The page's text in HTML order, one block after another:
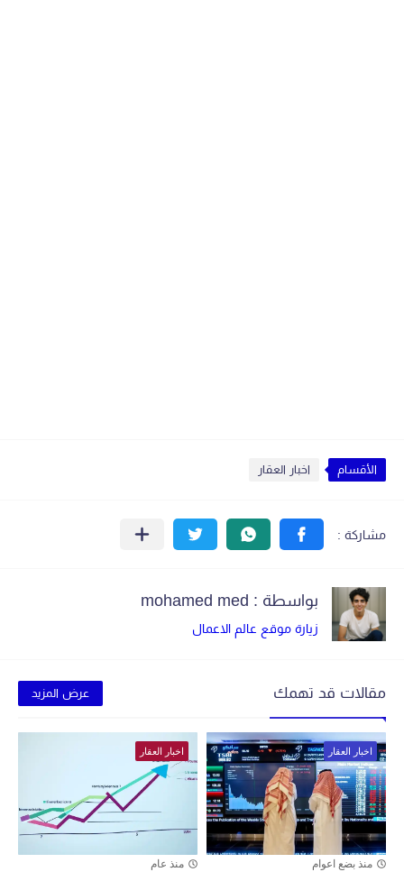
الأقسام اخبار العقار
بواسطة : mohamed med
زيارة موقع عالم الاعمال
مقالات قد تهمك عرض المزيد
اخبار العقار
منذ بضع اعوام
اخبار العقار
منذ عام